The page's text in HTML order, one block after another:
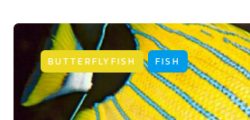
BUTTERFLYFISH FISH